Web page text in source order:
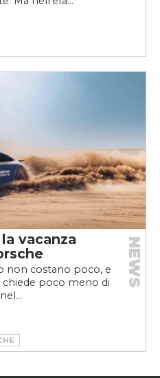
vacanza
non costano poco, e
chiede poco meno di
NEWS